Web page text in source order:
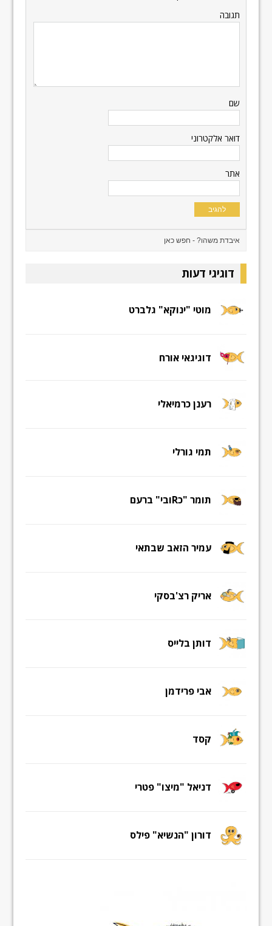
תגובה
שם
דואר אלקטרוני
אתר
דוגיגי דעות
מוטי "ינוקא" גלברט
דוגיגאי אורח
רענן כרמיאלי
תמי גורלי
תומר "כRובי" ברעם
עמיר הזאב שבתאי
אריק רצ'בסקי
דותן בלייס
אבי פרידמן
קסד
דניאל "מיצו" פטרי
דורון "הנשיא" פילס